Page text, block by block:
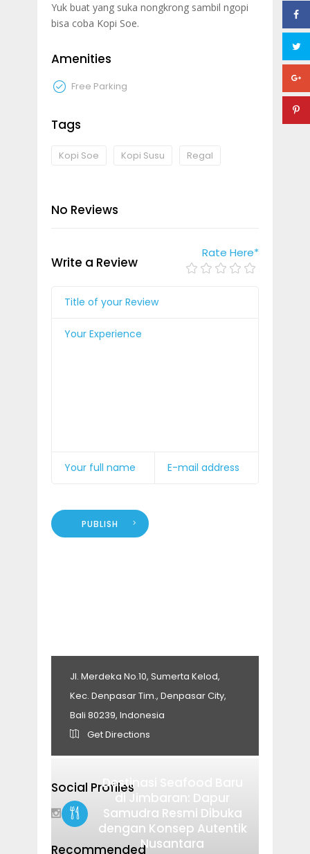
Yuk buat yang suka nongkrong sambil ngopi
bisa coba Kopi Soe.
Amenities
Free Parking
Tags
Kopi Soe Kopi Susu Regal
No Reviews
Write a Review
Rate Here*
PUBLISH
Jl. Merdeka No.10, Sumerta Kelod,
Kec. Denpasar Tim., Denpasar City,
Bali 80239, Indonesia
Get Directions
Social Profiles
Recommended
Destinasi Seafood Baru
di Jimbaran: Dapur
Samudra Resmi Dibuka
dengan Konsep Autentik
Nusantara